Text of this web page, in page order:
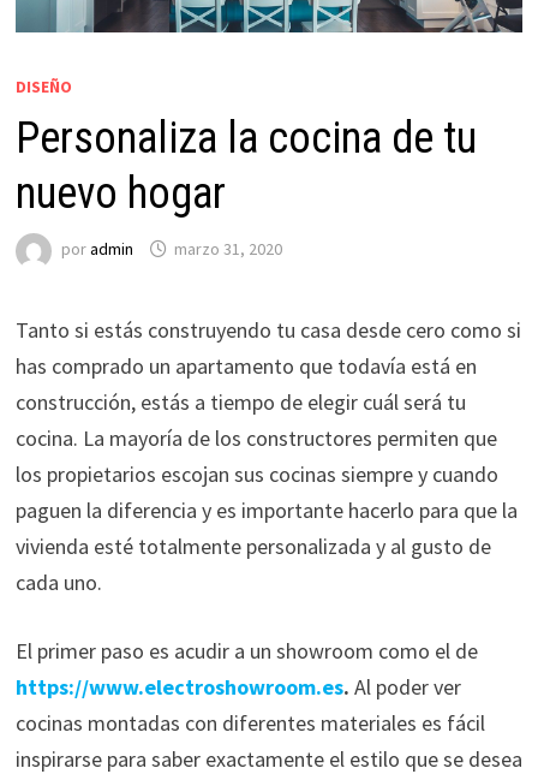
DISEÑO
Personaliza la cocina de tu
nuevo hogar
poradmin marzo 31, 2020
Tanto si estás construyendo tu casa desde cero como si
has comprado un apartamento que todavía está en
construcción, estás a tiempo de elegir cuál será tu
cocina. La mayoría de los constructores permiten que
los propietarios escojan sus cocinas siempre y cuando
paguen la diferencia y es importante hacerlo para que la
vivienda esté totalmente personalizada y al gusto de
cada uno.
El primer paso es acudir a un showroom como el de
https://www.electroshowroom.es. Al poder ver
cocinas montadas con diferentes materiales es fácil
inspirarse para saber exactamente el estilo que se desea